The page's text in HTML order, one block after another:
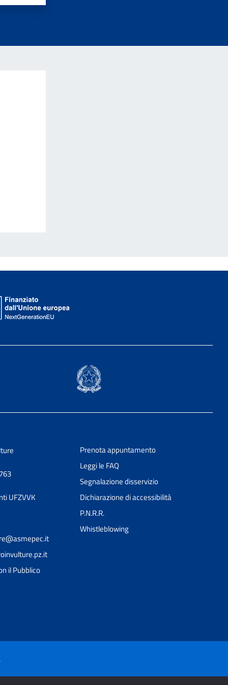
UFZVVK
il Pubblico
Prenota appuntamento
Leggi le FAQ
Segnalazione disservizio
Dichiarazione di accessibilità
P.N.R.R.
Whistleblowing